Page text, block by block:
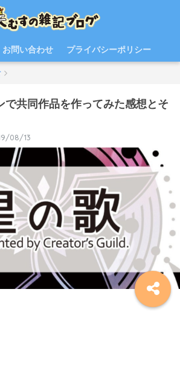
お問い合わせ プライバシーポリシー
で共同作品を作ってみた感想とそ
08/13